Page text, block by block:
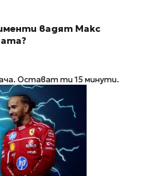
вадят Макс
Остават ти 15 минути.